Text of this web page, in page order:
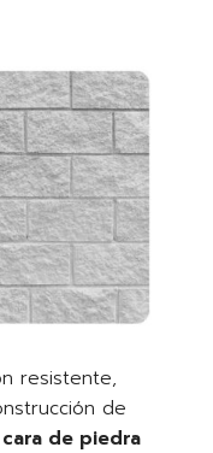
resistente,
de
de piedra